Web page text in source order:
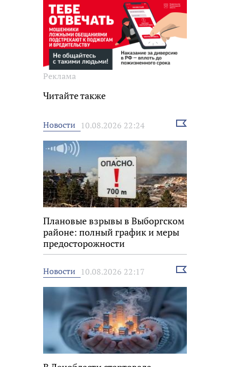
Реклама
Читайте также
Новости 10.08.2026 22:24
Выбрать
Плановые взрывы в Выборгском
районе: полный график и меры
предосторожности
Новости 10.08.2026 22:17
Выбрать